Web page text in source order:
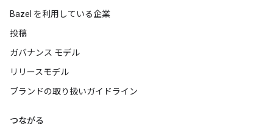
Bazel を利用している企業
投稿
ガバナンス モデル
リリースモデル
ブランドの取り扱いガイドライン
つながる